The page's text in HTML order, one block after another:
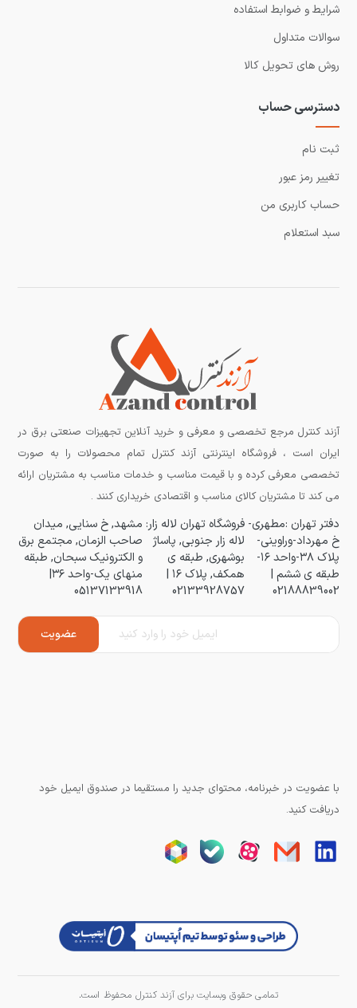
شرایط و ضوابط استفاده
سوالات متداول
روش های تحویل کالا
دسترسی حساب
ثبت نام
تغییر رمز عبور
حساب کاربری من
سبد استعلام
آزند کنترل مرجع تخصصی و معرفی و خرید آنلاین تجهیزات صنعتی برق در
ایران است ، فروشگاه اینترنتی آزند کنترل تمام محصولات را به صورت
تخصصی معرفی کرده و با قیمت مناسب و خدمات مناسب به مشتریان ارائه
می کند تا مشتریان کالای مناسب و اقتصادی خریداری کنند .
دفتر تهران :مطهری-
خ مهرداد-وراوینی-
پلاک ۳۸-واحد ۱۶-
طبقه ی ششم |
02188839002
فروشگاه تهران لاله زار:
لاله زار جنوبی, پاساژ
بوشهری, طبقه ی
همکف, پلاک ۱۶ |
02133928757
مشهد, خ سنایی, میدان
صاحب الزمان, مجتمع برق
و الکترونیک سبحان, طبقه
منهای یک-واحد ۳۶|
05137133918
با عضویت در خبرنامه، محتوای جدید را مستقیما در صندوق ایمیل خود
دریافت کنید.
تمامی حقوق وبسایت برای آزند کنترل محفوظ است.